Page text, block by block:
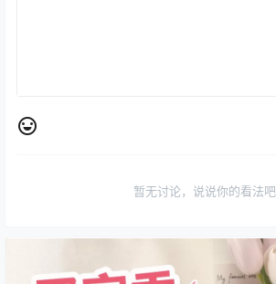
暂无讨论，说说你的看法吧